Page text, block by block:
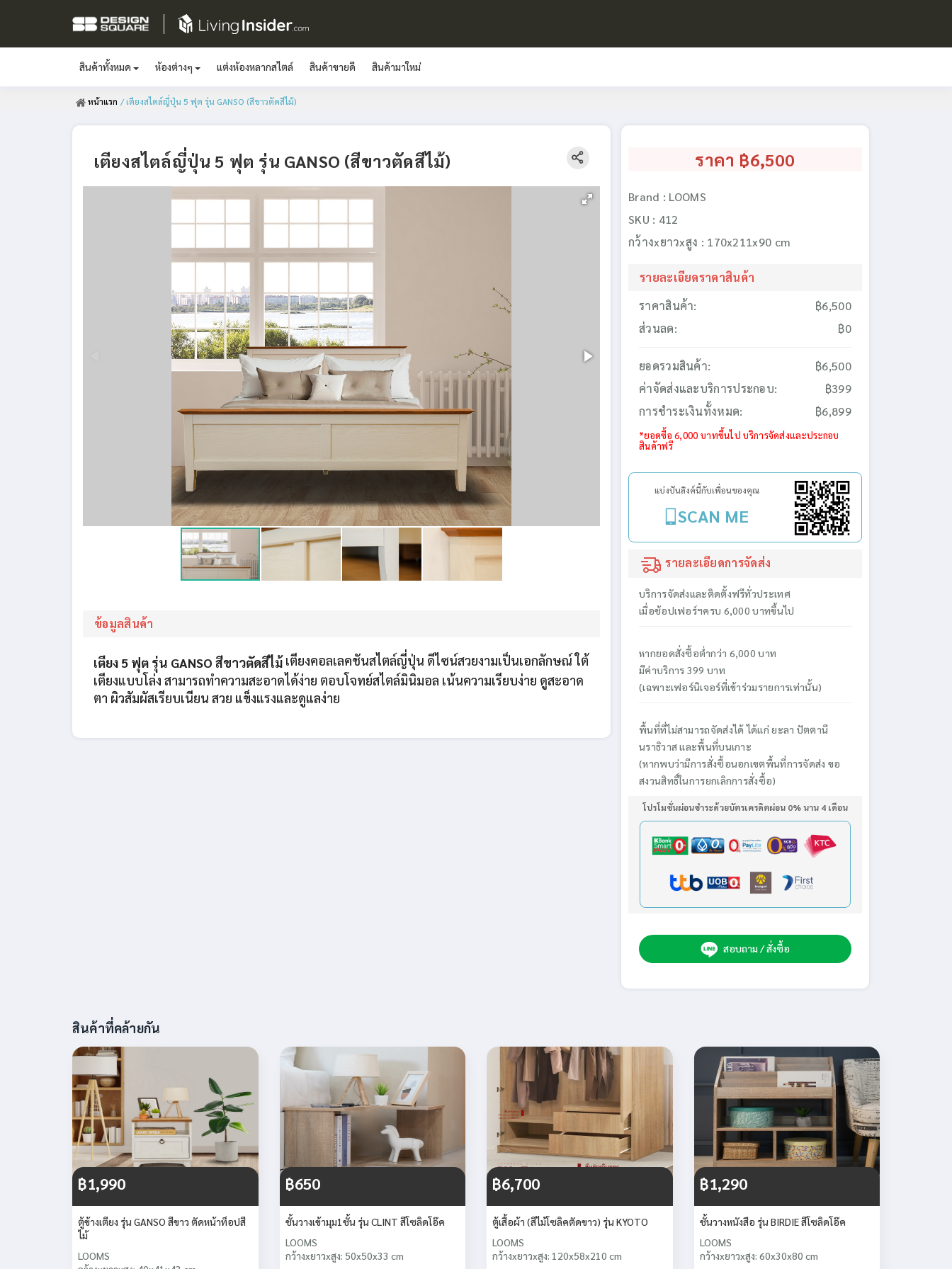
สินค้าทั้งหมด ห้องต่างๆ แต่งห้องหลากสไตล์ สินค้าขายดี สินค้ามาใหม่
หน้าแรก / เตียงสไตล์ญี่ปุ่น 5 ฟุต รุ่น GANSO (สีขาวตัดสีไม้)
เตียงสไตล์ญี่ปุ่น 5 ฟุต รุ่น GANSO (สีขาวตัดสีไม้)
ข้อมูลสินค้า
เตียง 5 ฟุต รุ่น GANSO สีขาวตัดสีไม้ เตียงคอลเลคชันสไตล์ญี่ปุ่น ดีไซน์สวยงามเป็นเอกลักษณ์ ใต้
เตียงแบบโล่ง สามารถทำความสะอาดได้ง่าย ตอบโจทย์สไตล์มินิมอล เน้นความเรียบง่าย ดูสะอาด
ตา ผิวสัมผัสเรียบเนียน สวย แข็งแรงและดูแลง่าย
ราคา ฿6,500
Brand : LOOMS
SKU : 412
กว้างxยาวxสูง : 170x211x90 cm
รายละเอียดราคาสินค้า
ราคาสินค้า:
ส่วนลด:
฿6,500
฿0
ยอดรวมสินค้า:
฿6,500
ค่าจัดส่งและบริการประกอบ:
฿399
การชำระเงินทั้งหมด:
฿6,899
*ยอดซื้อ 6,000 บาทขึ้นไป บริการจัดส่งและประกอบ
สินค้าฟรี
แบ่งปันลิงค์นี้กับเพื่อนของคุณ
SCAN ME
รายละเอียดการจัดส่ง
บริการจัดส่งและติดตั้งฟรีทั่วประเทศ
เมื่อช้อปเฟอร์ฯครบ 6,000 บาทขึ้นไป
หากยอดสั่งซื้อต่ำกว่า 6,000 บาท
มีค่าบริการ 399 บาท
(เฉพาะเฟอร์นิเจอร์ที่เข้าร่วมรายการเท่านั้น)
พื้นที่ที่ไม่สามารถจัดส่งได้ ได้แก่ ยะลา ปัตตานี
นราธิวาส และพื้นที่บนเกาะ
(หากพบว่ามีการสั่งซื้อนอกเขตพื้นที่การจัดส่ง ขอ
สงวนสิทธิ์ในการยกเลิกการสั่งซื้อ)
โปรโมชั่นผ่อนชำระด้วยบัตรเครดิตผ่อน 0% นาน 4 เดือน
สอบถาม / สั่งซื้อ
สินค้าที่คล้ายกัน
฿1,990
ตู้ข้างเตียง รุ่น GANSO สีขาว ตัดหน้าท็อปสี
ไม้
LOOMS
฿650
ชั้นวางเข้ามุม1ชั้น รุ่น CLINT สีโซลิดโอ๊ค
LOOMS
กว้างxยาวxสูง: 50x50x33 cm
฿6,700
ตู้เสื้อผ้า (สีไม้โซลิคตัดขาว) รุ่น KYOTO
LOOMS
กว้างxยาวxสูง: 120x58x210 cm
฿1,290
ชั้นวางหนังสือ รุ่น BIRDIE สีโซลิดโอ๊ค
LOOMS
กว้างxยาวxสูง: 60x30x80 cm